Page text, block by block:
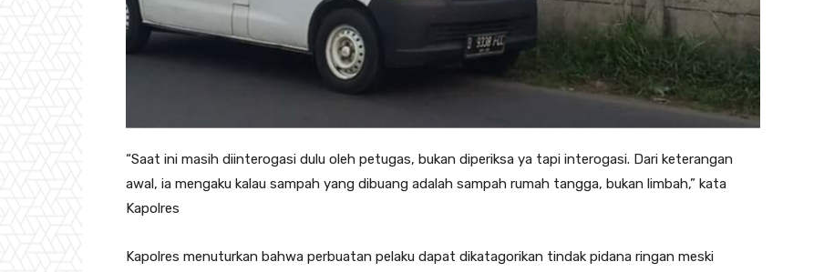
“Saat ini masih diinterogasi dulu oleh petugas, bukan diperiksa ya tapi interogasi. Dari keterangan
awal, ia mengaku kalau sampah yang dibuang adalah sampah rumah tangga, bukan limbah,” kata
Kapolres
Kapolres menuturkan bahwa perbuatan pelaku dapat dikatagorikan tindak pidana ringan meski